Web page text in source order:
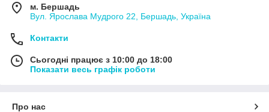
м. Бершадь
Вул. Ярослава Мудрого 22, Бершадь, Україна
Контакти
Сьогодні працює з 10:00 до 18:00
Показати весь графік роботи
Про нас